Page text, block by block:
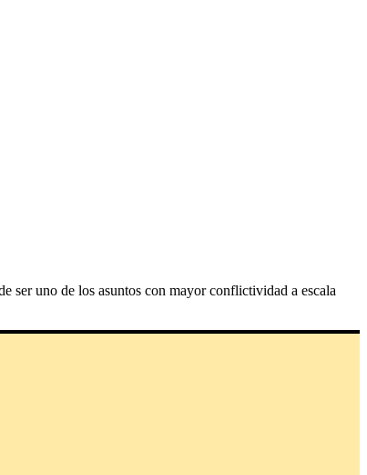
ser uno de los asuntos con mayor conflictividad a escala